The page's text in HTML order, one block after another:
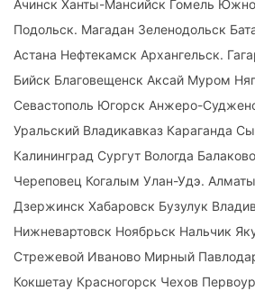
Ачинск Ханты-Мансийск Гомель
Подольск. Магадан Зеленодольск
Астана Нефтекамск Архангельск.
Бийск Благовещенск Аксай Муром
Севастополь Югорск Анжеро-
Уральский Владикавказ Караганда
Калининград Сургут Вологда
Череповец Когалым Улан-Удэ.
Дзержинск Хабаровск Бузулук
Нижневартовск Ноябрьск Нальчик
Стрежевой Иваново Мирный
Кокшетау Красногорск Чехов